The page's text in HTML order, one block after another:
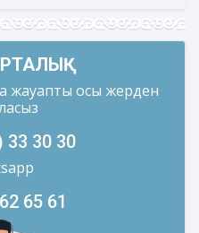
жауапты осы жерден
33 30 30
65 61